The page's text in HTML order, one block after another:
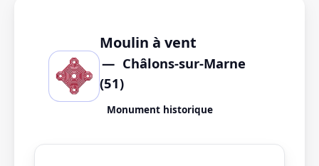
Moulin à vent
Châlons-sur-Marne
(51)
Monument historique